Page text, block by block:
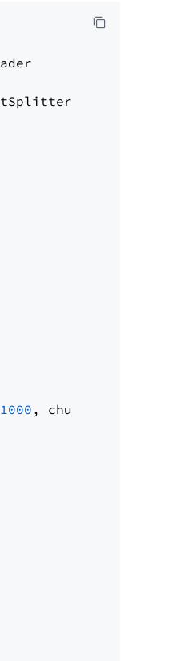
1000 , chunk_overlap=